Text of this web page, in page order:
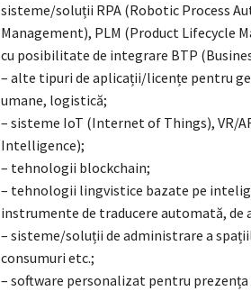
sisteme/soluții RPA (Robotic Process
Management), PLM (Product Lifecycle
cu posibilitate de integrare BTP
– alte tipuri de aplicații/licențe pentru
umane, logistică;
– sisteme IoT (Internet of Things), VR/
Intelligence);
– tehnologii blockchain;
– tehnologii lingvistice bazate pe
instrumente de traducere automată, de
– sisteme/soluții de administrare a
consumuri etc.;
– software personalizat pentru